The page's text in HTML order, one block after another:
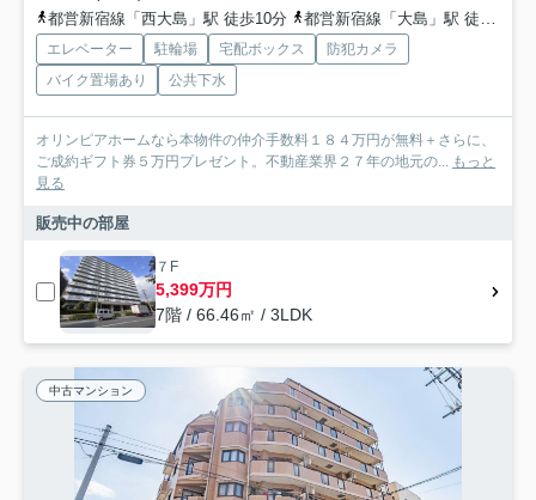
都営新宿線「西大島」駅 徒歩10分
都営新宿線「大島」駅 徒歩17分
エレベーター 駐輪場 宅配ボックス
防犯カメラ
バイク置場あり
公共下水
オリンピアホームなら本物件の仲介手数料１８４万円が無料＋さらに、
ご成約ギフト券５万円プレゼント。不動産業界２７年の地元の... もっと
見る
販売中の部屋
７F
5,399万円
7階 / 66.46㎡ / 3LDK
中古マンション